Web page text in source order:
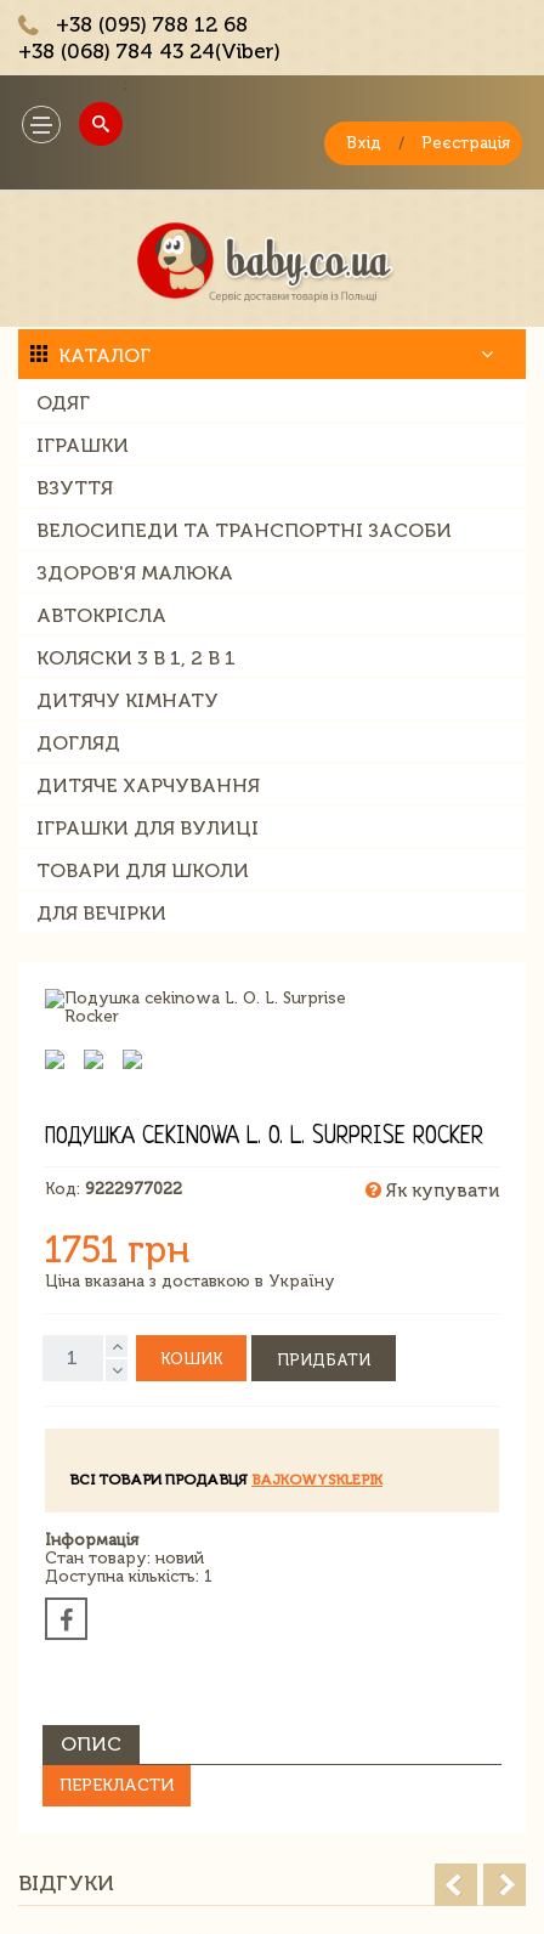
+38 (095) 788 12 68
+38 (068) 784 43 24(Viber)
Toggle
navigation
Вхід / Реєстрація
КАТАЛОГ
ОДЯГ
ІГРАШКИ
ВЗУТТЯ
ВЕЛОСИПЕДИ ТА ТРАНСПОРТНІ ЗАСОБИ
ЗДОРОВ'Я МАЛЮКА
АВТОКРІСЛА
КОЛЯСКИ 3 В 1, 2 В 1
ДИТЯЧУ КІМНАТУ
ДОГЛЯД
ДИТЯЧЕ ХАРЧУВАННЯ
ІГРАШКИ ДЛЯ ВУЛИЦІ
ТОВАРИ ДЛЯ ШКОЛИ
ДЛЯ ВЕЧІРКИ
ПОДУШКА CEKINOWA L. O. L. SURPRISE ROCKER
Код: 9222977022 Як купувати
1751 грн
Ціна вказана з доставкою в Україну
КОШИК ПРИДБАТИ
ВСІ ТОВАРИ ПРОДАВЦЯ BAJKOWYSKLEPIK
Інформація
Стан товару: новий
Доступна кількість: 1
ОПИС
ПЕРЕКЛАСТИ
ВІДГУКИ